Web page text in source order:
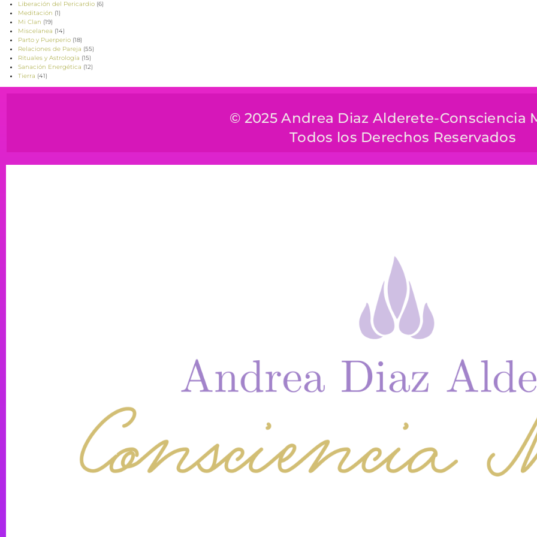
Liberación del Pericardio (6)
Meditación (1)
Mi Clan (19)
Miscelanea (14)
Parto y Puerperio (18)
Relaciones de Pareja (55)
Rituales y Astrología (15)
Sanación Energética (12)
Tierra (41)
© 2025 Andrea Diaz Alderete-Consciencia
Todos los Derechos Reservados